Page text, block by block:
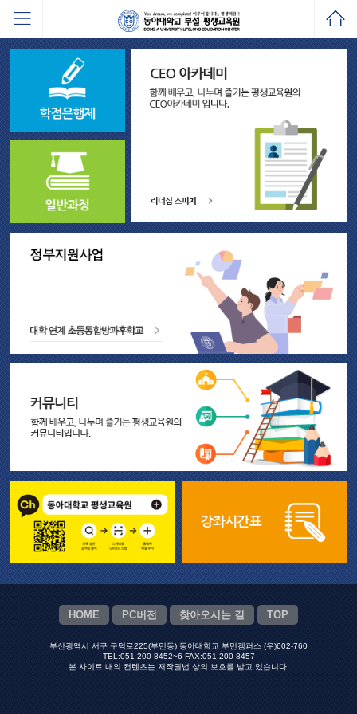
HOME PC버전 찾아오시는 길 TOP
부산광역시 서구 구덕로225(부민동) 동아대학교 부민캠퍼스 (우)602-760
TEL:051-200-8452~6 FAX:051-200-8457
본 사이트 내의 컨텐츠는 저작권법 상의 보호를 받고 있습니다.